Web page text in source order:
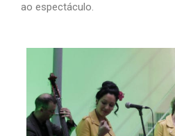
ao espectáculo.